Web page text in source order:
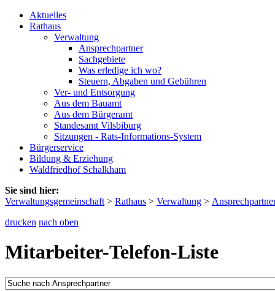
Aktuelles
Rathaus
Verwaltung
Ansprechpartner
Sachgebiete
Was erledige ich wo?
Steuern, Abgaben und Gebühren
Ver- und Entsorgung
Aus dem Bauamt
Aus dem Bürgeramt
Standesamt Vilsbiburg
Sitzungen - Rats-Informations-System
Bürgerservice
Bildung & Erziehung
Waldfriedhof Schalkham
Sie sind hier:
Verwaltungsgemeinschaft > Rathaus > Verwaltung >
drucken nach oben
Mitarbeiter-Telefon-Liste